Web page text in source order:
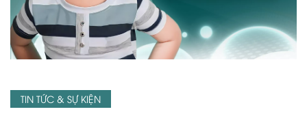
TIN TỨC & SỰ KIỆN